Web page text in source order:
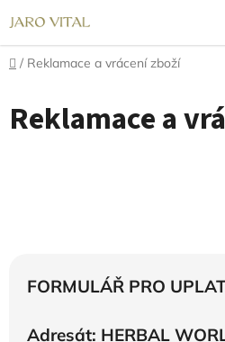
na
obsah
Domů
/ Reklamace a vrácení zboží
Reklamace a
FORMULÁŘ PRO
Adresát: HERBAL